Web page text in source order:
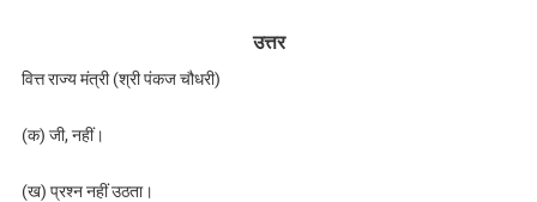
उत्तर
वित्त राज्य मंत्री (श्री पंकज चौधरी)
(क) जी, नहीं।
(ख) प्रश्न नहीं उठता।